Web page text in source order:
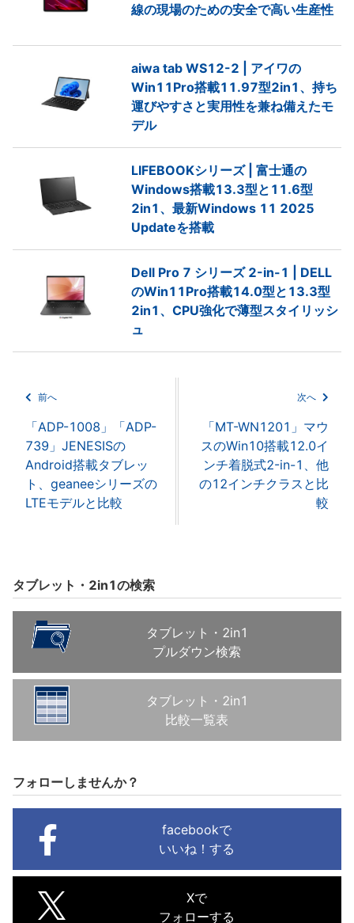
線の現場のための安全で高い生産性
aiwa tab WS12-2 | アイワの
Win11Pro搭載11.97型2in1、持ち
運びやすさと実用性を兼ね備えたモ
デル
LIFEBOOKシリーズ | 富士通の
Windows搭載13.3型と11.6型
2in1、最新Windows 11 2025
Updateを搭載
Dell Pro 7 シリーズ 2-in-1 | DELL
のWin11Pro搭載14.0型と13.3型
2in1、CPU強化で薄型スタイリッシ
ュ
前へ
「ADP-1008」「ADP-
739」JENESISの
Android搭載タブレッ
ト、geaneeシリーズの
LTEモデルと比較
次へ
「MT-WN1201」マウ
スのWin10搭載12.0イ
ンチ着脱式2-in-1、他
の12インチクラスと比
較
タブレット・2in1の検索
タブレット・2in1
プルダウン検索
タブレット・2in1
比較一覧表
フォローしませんか？
facebookで
いいね！する
Xで
フォローする